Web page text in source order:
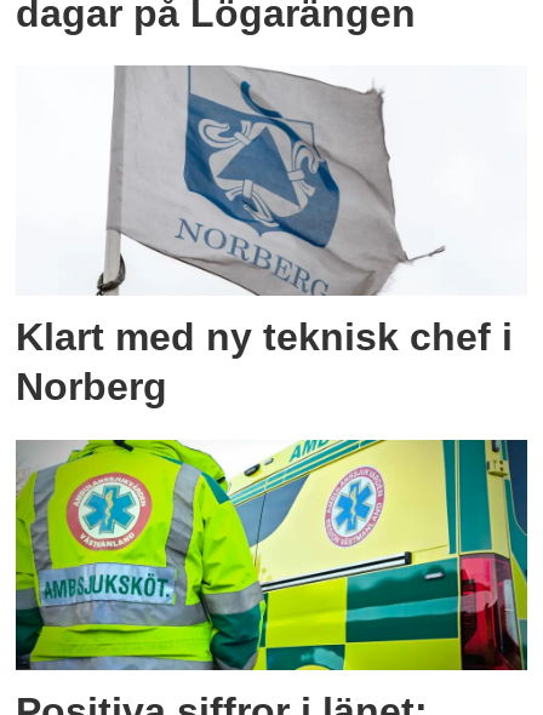
dagar på Lögarängen
Klart med ny teknisk chef i
Norberg